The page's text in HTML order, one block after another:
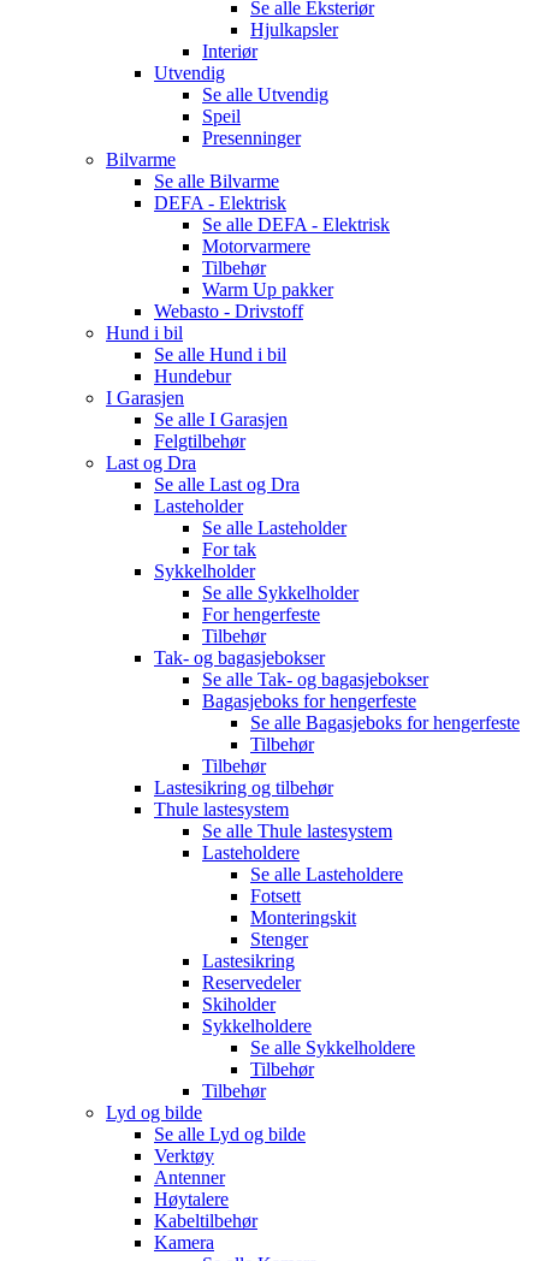
Se alle Eksteriør
Hjulkapsler
Interiør
Utvendig
Se alle Utvendig
Speil
Presenninger
Bilvarme
Se alle Bilvarme
DEFA - Elektrisk
Se alle DEFA - Elektrisk
Motorvarmere
Tilbehør
Warm Up pakker
Webasto - Drivstoff
Hund i bil
Se alle Hund i bil
Hundebur
I Garasjen
Se alle I Garasjen
Felgtilbehør
Last og Dra
Se alle Last og Dra
Lasteholder
Se alle Lasteholder
For tak
Sykkelholder
Se alle Sykkelholder
For hengerfeste
Tilbehør
Tak- og bagasjebokser
Se alle Tak- og bagasjebokser
Bagasjeboks for hengerfeste
Se alle Bagasjeboks for hengerfeste
Tilbehør
Tilbehør
Lastesikring og tilbehør
Thule lastesystem
Se alle Thule lastesystem
Lasteholdere
Se alle Lasteholdere
Fotsett
Monteringskit
Stenger
Lastesikring
Reservedeler
Skiholder
Sykkelholdere
Se alle Sykkelholdere
Tilbehør
Tilbehør
Lyd og bilde
Se alle Lyd og bilde
Verktøy
Antenner
Høytalere
Kabeltilbehør
Kamera